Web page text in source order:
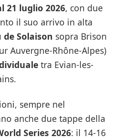
21 luglio 2026, con due
il suo arrivo in alta
de Solaison sopra Brison
Auvergne-Rhône-Alpes)
tra Evian-les-
sempre nel
anche due tappe della
Series 2026: il 14-16